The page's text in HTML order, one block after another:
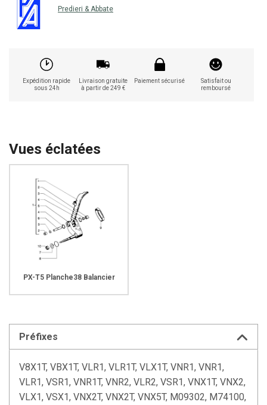
Predieri & Abbate
Expédition rapide
sous 24h
Livraison gratuite
à partir de 249 €
Paiement sécurisé
Satisfait ou
remboursé
Vues éclatées
PX-T5 Planche38 Balancier
Préfixes
V8X1T, VBX1T, VLR1, VLR1T, VLX1T, VNR1, VNR1,
VLR1, VSR1, VNR1T, VNR2, VLR2, VSR1, VNX1T, VNX2,
VLX1, VSX1, VNX2T, VNX2T, VNX5T, M09302, M74100,